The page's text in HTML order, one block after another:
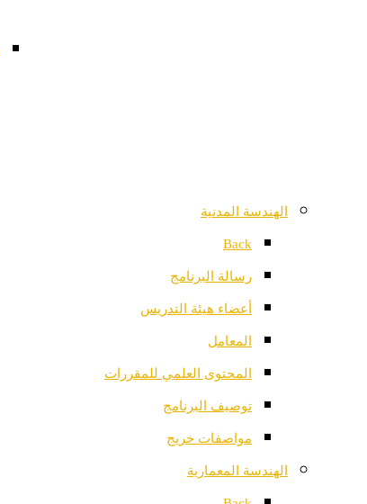
الهندسة المدنية
Back
رسالة البرنامج
أعضاء هيئة التدريس
المعامل
المحتوى العلمي للمقررات
توصيف البرنامج
مواصفات خريج
الهندسة المعمارية